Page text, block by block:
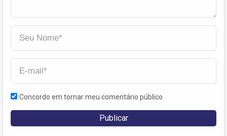
Concordo em tornar meu comentário público